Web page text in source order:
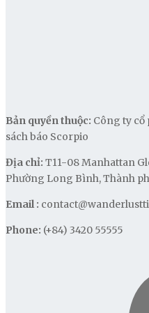
Bản quyền thuộc: Công ty cổ
sách báo Scorpio
Địa chỉ: T11-08 Manhattan
Phường Long Bình, Thành
Email :
Phone: (+84) 3420 55555